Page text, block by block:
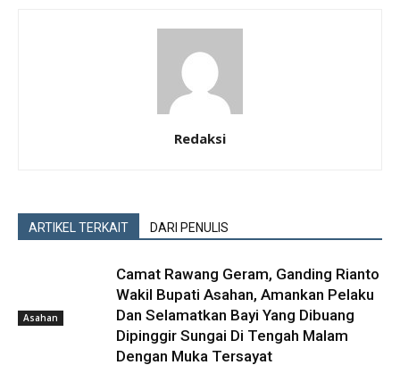
Redaksi
ARTIKEL TERKAIT DARI PENULIS
Asahan
Camat Rawang Geram, Ganding Rianto
Wakil Bupati Asahan, Amankan Pelaku
Dan Selamatkan Bayi Yang Dibuang
Dipinggir Sungai Di Tengah Malam
Dengan Muka Tersayat